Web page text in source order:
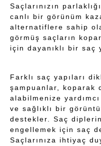
Saçlarınızın
canlı bir görünüm
alternatiflere sahip
görmüş saçların
için dayanıklı bir saç
Farklı saç yapıları
şampuanlar, koparak
alabilmenize
ve sağlıklı bir
destekler. Saç
engellemek için saç
Saçlarınıza ihtiyaç